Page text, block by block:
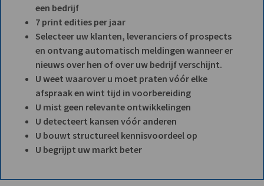
een bedrijf
7 print edities per jaar
Selecteer uw klanten, leveranciers of prospects
en ontvang automatisch meldingen wanneer er
nieuws over hen of over uw bedrijf verschijnt.
U weet waarover u moet praten vóór elke
afspraak en wint tijd in voorbereiding
U mist geen relevante ontwikkelingen
U detecteert kansen vóór anderen
U bouwt structureel kennisvoordeel op
U begrijpt uw markt beter